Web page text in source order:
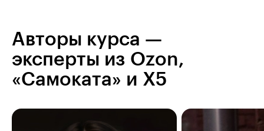
Авторы курса —
эксперты из Ozon,
«Самоката» и X5